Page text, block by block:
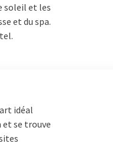
soleil et les
et du spa.
idéal
et se trouve